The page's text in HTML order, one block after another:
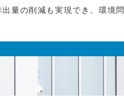
量の削減も実現でき、環境